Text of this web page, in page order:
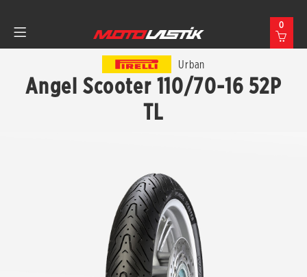
0
Urban
Angel Scooter 110/70-16 52P
TL